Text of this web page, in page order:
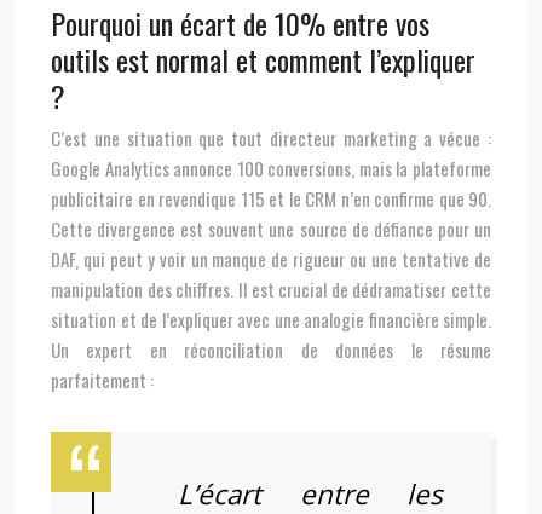
Pourquoi un écart de 10% entre vos
outils est normal et comment l’expliquer
?
C’est une situation que tout directeur marketing a vécue :
Google Analytics annonce 100 conversions, mais la plateforme
publicitaire en revendique 115 et le CRM n’en confirme que 90.
Cette divergence est souvent une source de défiance pour un
DAF, qui peut y voir un manque de rigueur ou une tentative de
manipulation des chiffres. Il est crucial de dédramatiser cette
situation et de l’expliquer avec une analogie financière simple.
Un expert en réconciliation de données le résume
parfaitement :
L’écart entre les